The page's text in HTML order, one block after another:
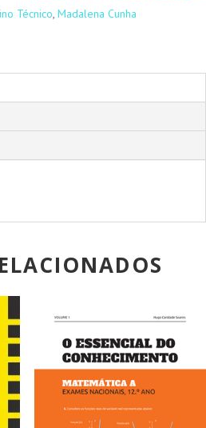
Técnico Madalena Cunha